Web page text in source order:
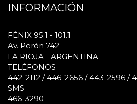
INFORMACIÓN
FÉNIX 95.1 - 101.1
Av. Perón 742
LA RIOJA - ARGENTINA
TELÉFONOS
442-2112 / 446-2656 / 443-2596 /
SMS
466-3290